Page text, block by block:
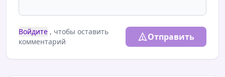
Войдите , чтобы оставить
комментарий
Отправить